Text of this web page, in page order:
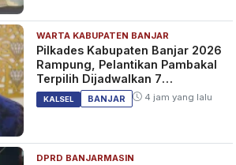
WARTA KABUPATEN BANJAR
Pilkades Kabupaten Banjar 2026
Rampung, Pelantikan Pambakal
Terpilih Dijadwalkan 7
September 2026
KALSEL BANJAR 4 jam yang lalu
DPRD BANJARMASIN